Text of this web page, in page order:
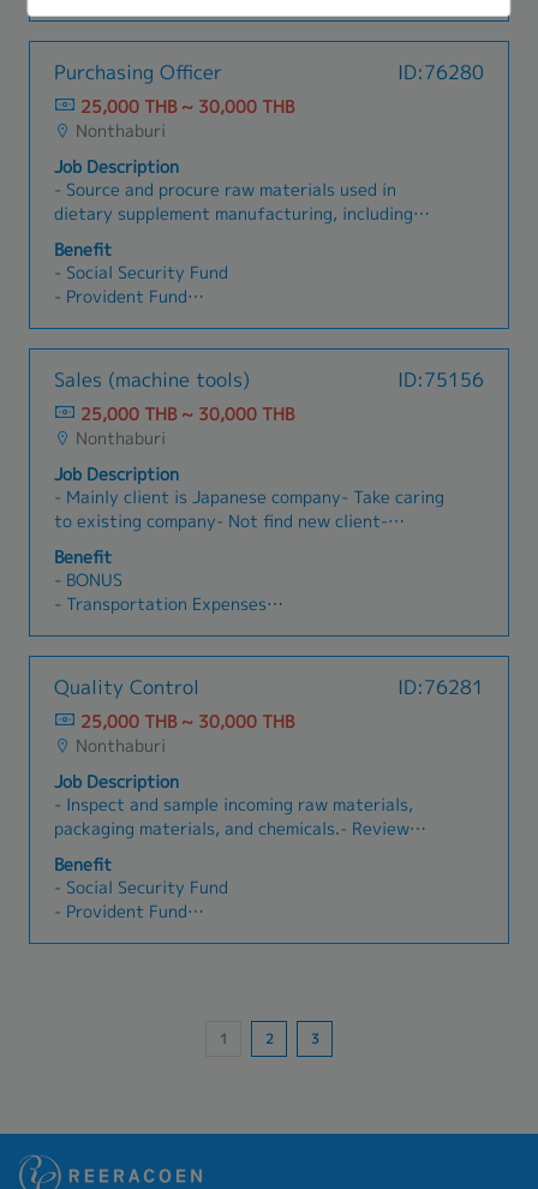
ขาย ณ วันที่ซื้อ
- ตรวจสุขภาพประจำปี
- กิจกรรมของบริษัทฯ ตลอดปี
- การปรับเงินเดือนประจำปี พิจารณาจากผลการ
ปฏิบัติงานและโครงสร้างเงินเดือน
- โบนัสประจำปี พิจารณาจากผลการปฏิบัติงานและผล
ประกอบการ
ทางการสรรหาที่มีประสิทธิภาพ พร้อมสร้างภาพลักษณ์
Compensation & Benefits (การบริหารค่าตอบแทน
และสวัสดิการ)- บริหารจัดการโครงสร้างเงินเดือน
ค่าจ้าง ค่าล่วงเวลา (OT) ค่ากะ และผลตอบแทนอื่นๆ
กระบวนการจัดทำเงินเดือน (Payroll) ให้ถูกต้อง ครบ
ถ้วน และตรงต่อเวลา- บริหารจัดการสวัสดิการต่างๆ
ของบริษัท เช่น ประกันสังคม กองทุนเงินทดแทน
กองทุนสำรองเลี้ยงชีพ ประกันสุขภาพ และสวัสดิการ
อื่นๆ3. Training & Development (การพัฒนาและฝึก
อบรมบุคลากร)- วิเคราะห์ความจำเป็นในการฝึก
ถึงการฝึกอบรมด้านความปลอดภัย ร่วมกับเจ้าหน้าที่
ความปลอดภัยวิชาชีพ (จป.)- ส่งเสริมและวางแผนเส้น
ทางความก้าวหน้าในสายอาชีพ (Career Path &
Relations (การบริหารแรงงานสัมพันธ์)- สร้างและ
รักษาความสัมพันธ์ที่ดีระหว่างบริษัทกับพนักงานเพื่อส่ง
เสริมบรรยากาศการทำงานที่ดี- เป็นผู้แทนบริษัทใน
การเจรจา หารือ หรือประสานงานกับพนักงานหรือ
สหภาพแรงงาน (ถ้ามี)- บริหารจัดการ สอบสวน และ
ดำเนินการด้านวินัย ในกรณีข้อร้องทุกข์ของพนักงาน
คำปรึกษาแก่ผู้บริหารสายงาน ในประเด็นด้าน
กฎหมายแรงงานและข้อบังคับที่เกี่ยวข้อง5.
Performance Management (การบริหารผลการ
ปฏิบัติงาน)- พัฒนาและบริหารระบบการประเมินผล
การปฏิบัติงานประจำปี (Performance Appraisal
System)- ทำงานร่วมกับผู้จัดการสายงาน เพื่อกำหนด
ตัวชี้วัดประสิทธิภาพการทำงาน (KPIs) และให้ข้อมูล
ป้อนกลับ (Feedback) แก่พนักงาน6. Compliance &
HR Administration (การกำกับดูแลด้านกฎหมายและ
งานธุรการบุคคล)- กำกับดูแลให้นโยบาย ระเบียบข้อ
บังคับ และการดำเนินงานด้านทรัพยากรบุคคล เป็นไป
ตาม พระราชบัญญัติคุ้มครองแรงงาน และกฎหมายที่
เกี่ยวข้อง- จัดทำและต่ออายุเอกสารใบอนุญาตทำงาน
ควบคุมดูแลเอกสารและข้อมูลประวัติพนักงาน ให้เป็น
ระบบ ถูกต้อง และเป็นปัจจุบัน
- โบนัส
- เบี้ยขยัน
- ประกันชีวิตส่วนบุคคล
- ปรับค่าจ้างประจำปี
- งานเลี้ยงสังสรรค์ประจำปี
Purchasing Officer ID:76280
25,000 THB ~ 30,000 THB
Nonthaburi
Job Description
- Source and procure raw materials used in
dietary supplement manufacturing, including
vitamins, minerals, herbal extracts, amino acids,
and functional ingredients.- Manage
procurement of packaging materials such as
bottles, caps, sachets, boxes, labels, and related
supplies. - Issue Purchase Orders (POs) and
deliveries to ensure alignment with production
schedules.- Identify and evaluate new local and
international suppliers.- Compare pricing,
conditions.- Collaborate with R&D teams to
source materials for new product development.-
Work closely with Production Planning teams to
ensure sufficient inventory levels.- Coordinate
with QA/QC departments regarding supplier
approvals and quality documentation.- Liaise
Benefit
- Social Security Fund
- Provident Fund
- Educational Support Programs
- Career Development Programs
- Friday Lunch Support
- Annual Salary Adjustment
- Annual Bonus and Performance-Based
Incentives
- 15 Public Holidays per year
- Annual Leave: 6 days
Sales (machine tools) ID:75156
25,000 THB ~ 30,000 THB
Nonthaburi
Job Description
- Mainly client is Japanese company- Take caring
to existing company- Not find new client-
Support to Japanese staff- Conduct sales of
machine tools and consumable stores- Generate
and prepare documents- Tasks as required
Benefit
- BONUS
- Transportation Expenses
- Medical Bills
- Company's trip
- Others
- No commission
Quality Control ID:76281
25,000 THB ~ 30,000 THB
Nonthaburi
Job Description
- Inspect and sample incoming raw materials,
packaging materials, and chemicals.- Review
COA (Certificate of Analysis), Product
Specifications, and quality-related
documentation.- Perform quality testing of raw
materials according to established procedures.-
Approve, quarantine, or reject materials based
support product release approvals.- Investigate
and analyze product quality issues and identify
records using Microsoft Excel.
Benefit
- Social Security Fund
- Provident Fund
- Annual Salary Adjustment
- Annual Bonus and Performance-Based
leave)
1 2 3